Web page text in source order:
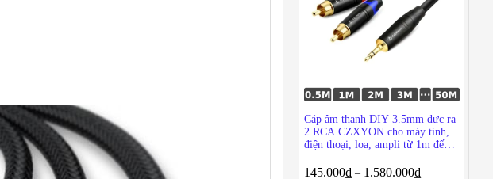
Cáp âm thanh DIY 3.5mm đực ra
2 RCA CZXYON cho máy tính,
điện thoại, loa, ampli từ 1m đến
145.000₫ – 1.580.000₫